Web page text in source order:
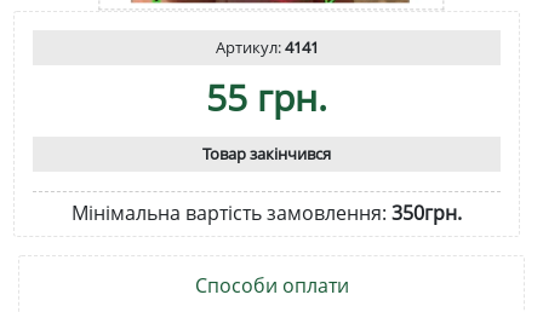
Артикул:4141
55 грн.
Товар закінчився
Мінімальна вартість замовлення: 350грн.
Способи оплати